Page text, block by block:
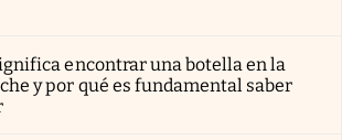
encontrar una botella en la
y por qué es fundamental saber